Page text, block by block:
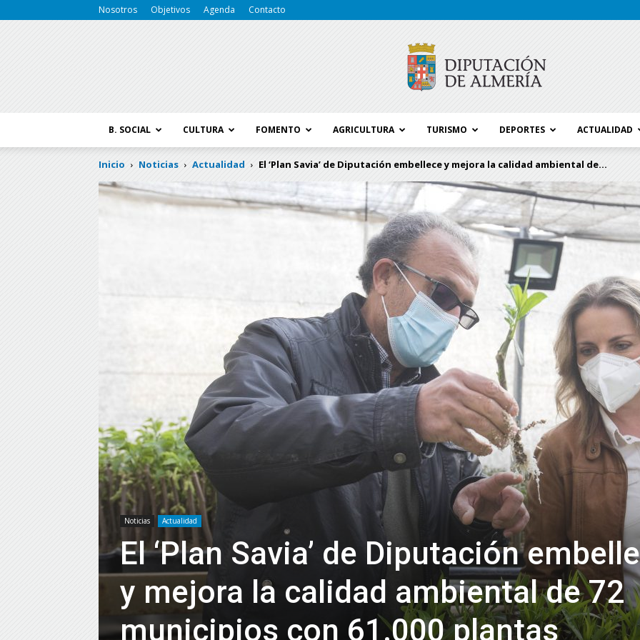
Nosotros Objetivos Agenda Contacto
Diputación
Almería
B. SOCIAL CULTURA FOMENTO AGRICULTURA TURISMO DEPORTES ACTUALIDAD
Inicio Noticias Actualidad El ‘Plan Savia’ de Diputación embellece y mejora la calidad ambiental de...
Noticias Actualidad
El ‘Plan Savia’ de Diputación
y mejora la calidad ambiental de 72
municipios con 61.000 plantas